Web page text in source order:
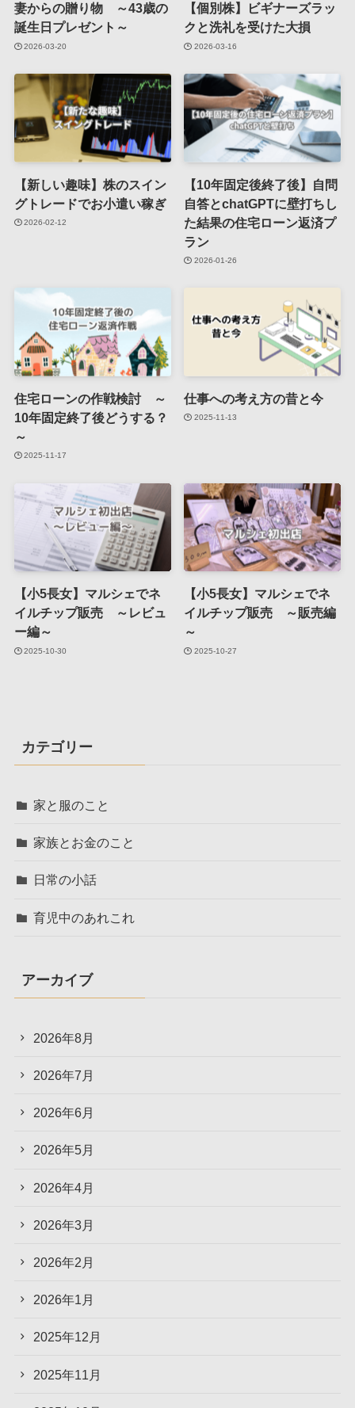
妻からの贈り物 ～43歳の
誕生日プレゼント～
2026-03-20
【個別株】ビギナーズラッ
クと洗礼を受けた大損
2026-03-16
【新しい趣味】株のスイン
グトレードでお小遣い稼ぎ
2026-02-12
【10年固定後終了後】自問
自答とchatGPTに壁打ちし
た結果の住宅ローン返済プ
ラン
2026-01-26
住宅ローンの作戦検討 ～
10年固定終了後どうする？
～
2025-11-17
仕事への考え方の昔と今
2025-11-13
【小5長女】マルシェでネ
イルチップ販売 ～レビュ
ー編～
2025-10-30
【小5長女】マルシェでネ
イルチップ販売 ～販売編
～
2025-10-27
カテゴリー
家と服のこと
家族とお金のこと
日常の小話
育児中のあれこれ
アーカイブ
2026年8月
2026年7月
2026年6月
2026年5月
2026年4月
2026年3月
2026年2月
2026年1月
2025年12月
2025年11月